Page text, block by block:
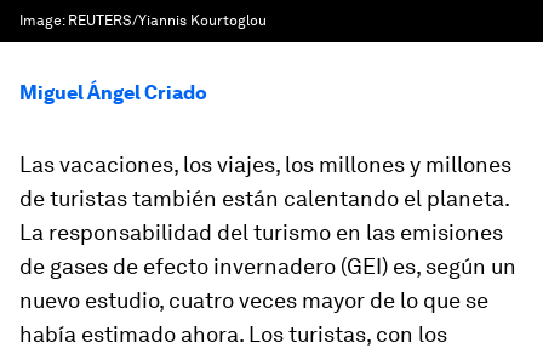
Image: REUTERS/Yiannis Kourtoglou
Miguel Ángel Criado
Las vacaciones, los viajes, los millones y millones
de turistas también están calentando el planeta.
La responsabilidad del turismo en las emisiones
de gases de efecto invernadero (GEI) es, según un
nuevo estudio, cuatro veces mayor de lo que se
había estimado ahora. Los turistas, con los